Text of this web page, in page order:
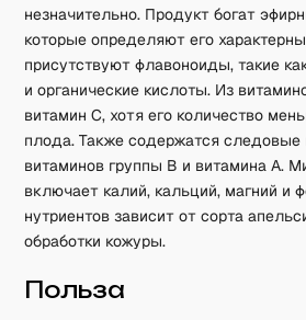
незначительно. Продукт богат
которые определяют его
присутствуют флавоноиды, такие
и органические кислоты. Из
витамин C, хотя его количество
плода. Также содержатся следовые
витаминов группы B и витамина A.
включает калий, кальций, магний и
нутриентов зависит от сорта
обработки кожуры.
Польза